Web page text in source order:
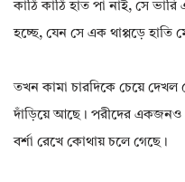
কাঠি কাঠি হাত পা নাই, সে
হচ্ছে, যেন সে এক থাপ্পড়ে হাতি
তখন কামা চারদিকে চেয়ে
দাঁড়িয়ে আছে। পরীদের একজনও
বর্শা রেখে কোথায় চলে গেছে।